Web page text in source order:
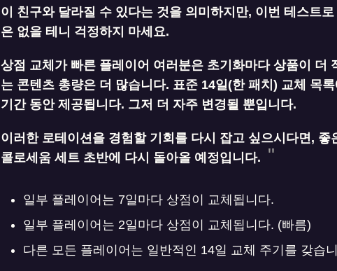
이 친구와 달라질 수 있다는 것을 의미하지만, 이번 테스트
은 없을 테니 걱정하지 마세요.
상점 교체가 빠른 플레이어 여러분은 초기화마다 상품이 더
는 콘텐츠 총량은 더 많습니다. 표준 14일(한 패치) 교체 목
기간 동안 제공됩니다. 그저 더 자주 변경될 뿐입니다.
이러한 로테이션을 경험할 기회를 다시 잡고 싶으시다면,
콜로세움 세트 초반에 다시 돌아올 예정입니다.
일부 플레이어는 7일마다 상점이 교체됩니다.
일부 플레이어는 2일마다 상점이 교체됩니다. (빠름)
다른 모든 플레이어는 일반적인 14일 교체 주기를 갖습